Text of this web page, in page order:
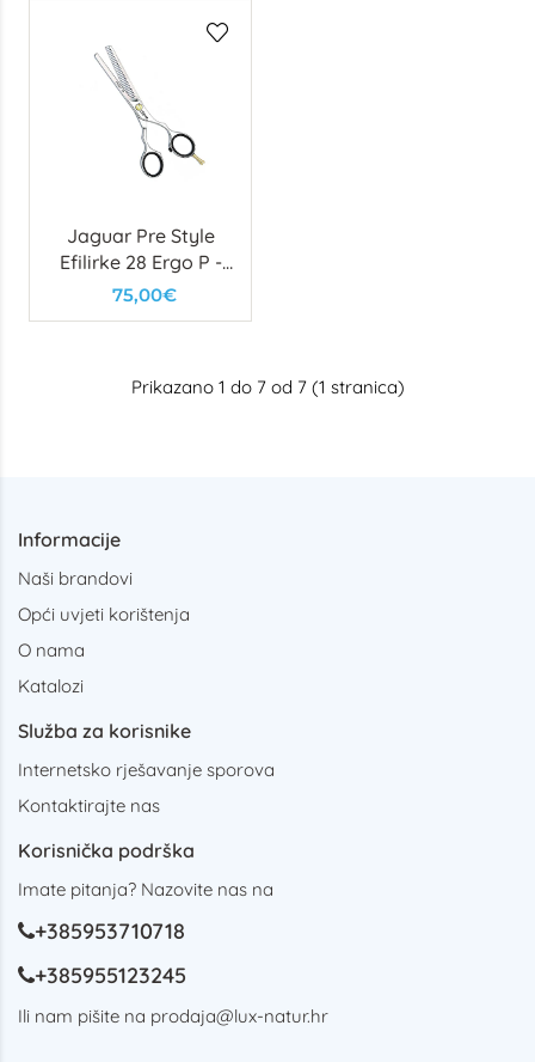
Jaguar Pre Style
Efilirke 28 Ergo P -
5.5”
75,00€
Prikazano 1 do 7 od 7 (1 stranica)
Informacije
Naši brandovi
Opći uvjeti korištenja
O nama
Katalozi
Služba za korisnike
Internetsko rješavanje sporova
Kontaktirajte nas
Korisnička podrška
Imate pitanja? Nazovite nas na
+385953710718
+385955123245
Ili nam pišite na prodaja@lux-natur.hr